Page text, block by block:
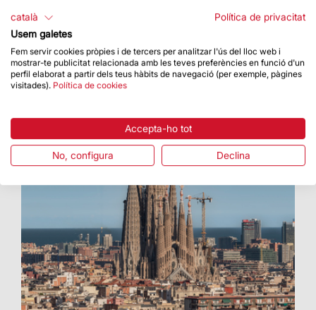
au plein air» forma part dels actes de
commemoració per la finalització de les torres
dels Evangelistes
català
Política de privacitat
Usem galetes
Fem servir cookies pròpies i de tercers per analitzar l'ús del lloc web i
mostrar-te publicitat relacionada amb les teves preferències en funció d'un
perfil elaborat a partir dels teus hàbits de navegació (per exemple, pàgines
visitades). Política de cookies
Accepta-ho tot
No, configura Declina